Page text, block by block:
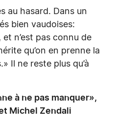
au hasard. Dans un
bien vaudoises:
et n’est pas connu de
qu’on en prenne la
Il ne reste plus qu’à
à ne pas manquer»,
Michel Zendali